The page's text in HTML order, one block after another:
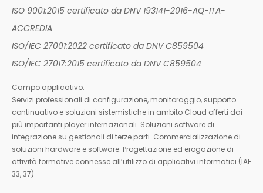
ISO 9001:2015 certificato da DNV 193141-2016-AQ-ITA-
ACCREDIA
ISO/IEC 27001:2022 certificato da DNV C859504
ISO/IEC 27017:2015 certificato da DNV C859504
Campo applicativo:
Servizi professionali di configurazione, monitoraggio, supporto
continuativo e soluzioni sistemistiche in ambito Cloud offerti dai
più importanti player internazionali. Soluzioni software di
integrazione su gestionali di terze parti. Commercializzazione di
soluzioni hardware e software. Progettazione ed erogazione di
attività formative connesse all’utilizzo di applicativi informatici (IAF
33, 37)